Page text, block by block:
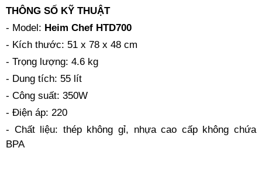
THÔNG SỐ KỸ THUẬT
- Model: Heim Chef HTD700
- Kích thước: 51 x 78 x 48 cm
- Trọng lượng: 4.6 kg
- Dung tích: 55 lít
- Công suất: 350W
- Điện áp: 220
- Chất liệu: thép không gỉ, nhựa cao cấp không chứa
BPA